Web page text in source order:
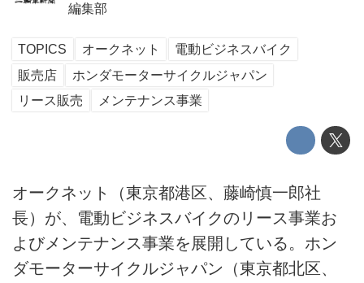
編集部
TOPICS オークネット
電動ビジネスバイク
販売店
ホンダモーターサイクルジャパン
リース販売
メンテナンス事業
オークネット（東京都港区、藤崎慎一郎社
長）が、電動ビジネスバイクのリース事業お
よびメンテナンス事業を展開している。ホン
ダモーターサイクルジャパン（東京都北区、